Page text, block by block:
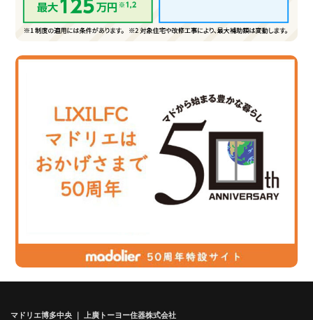
マドリエ博多中央 ｜ 上廣トーヨー住器株式会社